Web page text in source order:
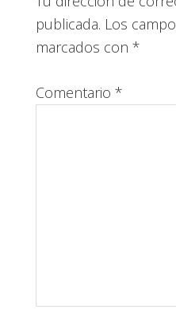
publicada. Los
marcados con *
Comentario *